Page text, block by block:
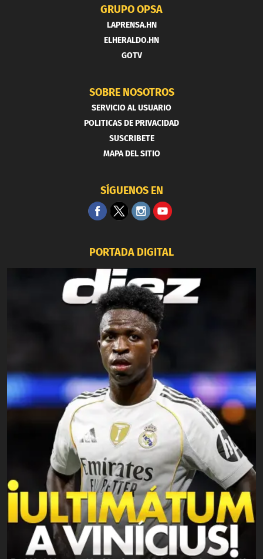
GRUPO OPSA
LAPRENSA.HN
ELHERALDO.HN
GOTV
SOBRE NOSOTROS
SERVICIO AL USUARIO
POLITICAS DE PRIVACIDAD
SUSCRIBETE
MAPA DEL SITIO
SÍGUENOS EN
PORTADA DIGITAL